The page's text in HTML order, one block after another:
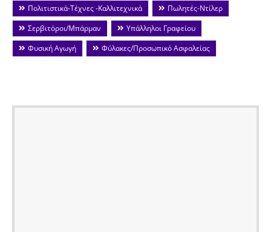
Πολιτιστικά-Τέχνες -Καλλιτεχνικά
Πωλητές-Ντίλερ
Σερβιτόροι/Μπάρμαν
Υπάλληλοι Γραφείου
Φυσική Αγωγή
Φύλακες/Προσωπικό Ασφαλείας